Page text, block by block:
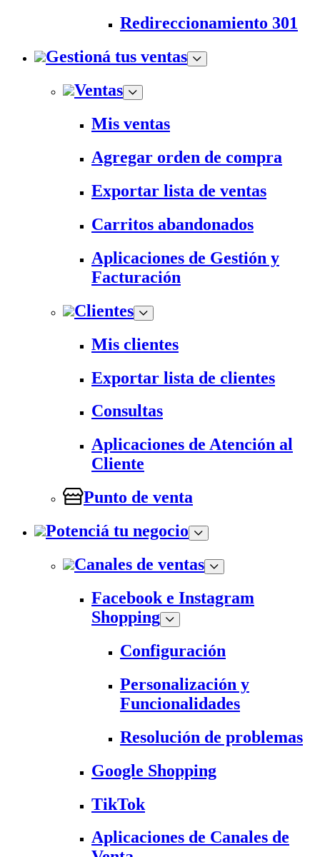
Redireccionamiento 301
Gestioná tus ventas
Ventas
Mis ventas
Agregar orden de compra
Exportar lista de ventas
Carritos abandonados
Aplicaciones de Gestión y
Facturación
Clientes
Mis clientes
Exportar lista de clientes
Consultas
Aplicaciones de Atención al
Cliente
Punto de venta
Potenciá tu negocio
Canales de ventas
Facebook e Instagram
Shopping
Configuración
Personalización y
Funcionalidades
Resolución de problemas
Google Shopping
TikTok
Aplicaciones de Canales de